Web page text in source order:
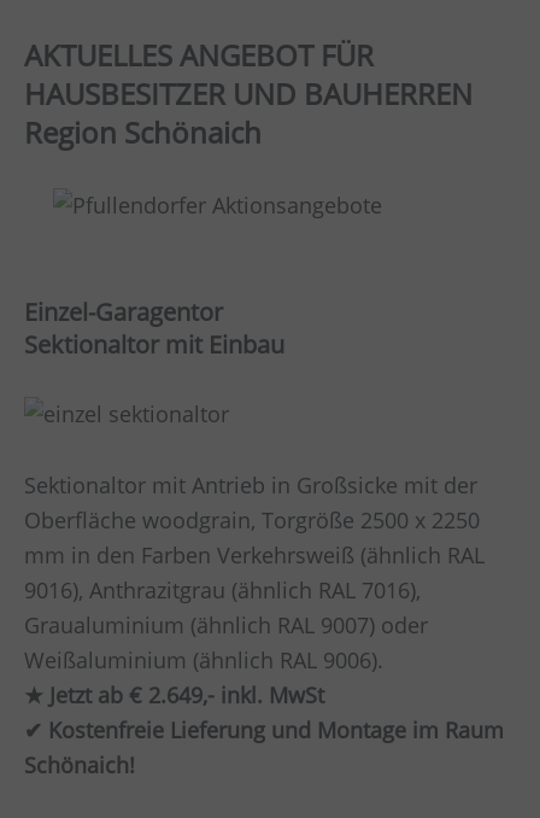
AKTUELLES ANGEBOT FÜR
HAUSBESITZER UND BAUHERREN
Region Schönaich
Einzel-Garagentor
Sektionaltor mit Einbau
Sektionaltor mit Antrieb in Großsicke mit der
Oberfläche woodgrain, Torgröße 2500 x 2250
mm in den Farben Verkehrsweiß (ähnlich RAL
9016), Anthrazitgrau (ähnlich RAL 7016),
Graualuminium (ähnlich RAL 9007) oder
Weißaluminium (ähnlich RAL 9006).
★ Jetzt ab € 2.649,- inkl. MwSt
✔ Kostenfreie Lieferung und Montage im Raum
Schönaich!